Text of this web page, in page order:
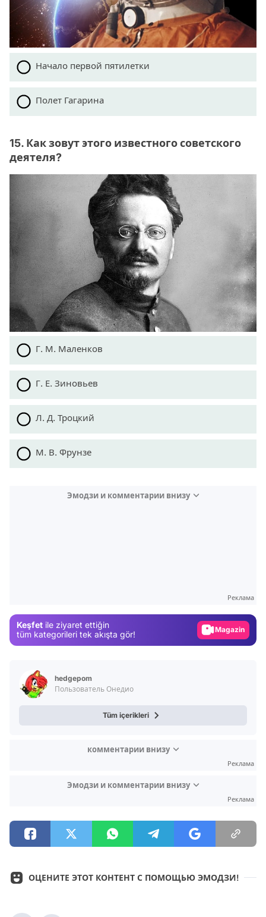
Начало первой пятилетки
Полет Гагарина
15. Как зовут этого известного советского
деятеля?
Г. М. Маленков
Г. Е. Зиновьев
Л. Д. Троцкий
М. В. Фрунзе
Эмодзи и комментарии внизу
Реклама
Keşfet ile ziyaret ettiğin
tüm kategorileri tek akışta gör!
Video
hedgepom
Пользователь Онедио
Tüm içerikleri
комментарии внизу
Реклама
Эмодзи и комментарии внизу
Реклама
ОЦЕНИТЕ ЭТОТ КОНТЕНТ С ПОМОЩЬЮ ЭМОДЗИ!